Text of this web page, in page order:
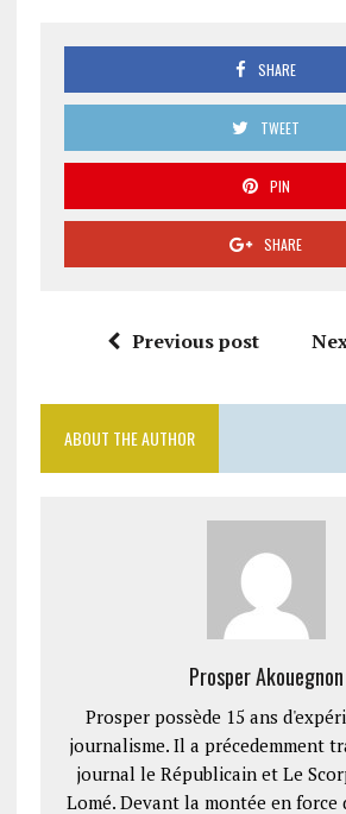
SHARE
TWEET
PIN
SHARE
Previous post
ABOUT THE AUTHOR
Prosper Akouegnon
Prosper possède 15 ans
journalisme. Il a précedemment
journal le Républicain et Le
Lomé. Devant la montée en force